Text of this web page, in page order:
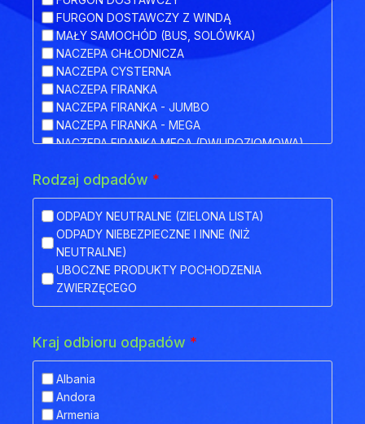
FURGON DOSTAWCZY Z WINDĄ
MAŁY SAMOCHÓD (BUS, SOLÓWKA)
NACZEPA CHŁODNICZA
NACZEPA CYSTERNA
NACZEPA FIRANKA
NACZEPA FIRANKA - JUMBO
NACZEPA FIRANKA - MEGA
NACZEPA FIRANKA MEGA (DWUPOZIOMOWA)
NACZEPA HAKOWA Z PRZYCZEPĄ
NACZEPA IZOTERMA
NACZEPA KŁONICOWA
NACZEPA KONTENEROWA
NACZEPA MEGA (NISKOPODWOZIOWA)
NACZEPA NISKOPODWOZIOWA
NACZEPA NISKOPODWOZIOWA Z OBNIŻONYM
POKŁADEM
NACZEPA PLATFORMA
NACZEPA PLATFORMOWA BDF
NACZEPA PRZEZNACZONA DO TRANSPORTU
ZWIERZĄT
NACZEPA SILOS
Rodzaj odpadów *
ODPADY NEUTRALNE (ZIELONA LISTA)
ODPADY NIEBEZPIECZNE I INNE (NIŻ
NEUTRALNE)
UBOCZNE PRODUKTY POCHODZENIA
ZWIERZĘCEGO
Kraj odbioru odpadów *
Albania
Andora
Armenia